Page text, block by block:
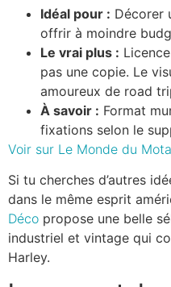
Idéal pour : Décorer
offrir à moindre
Le vrai plus :
pas une copie. Le
amoureux de road
À savoir : Format
fixations selon le
Voir sur Le Monde du
Si tu cherches d’autres
dans le même esprit
Déco propose une belle
industriel et vintage qui
Harley.